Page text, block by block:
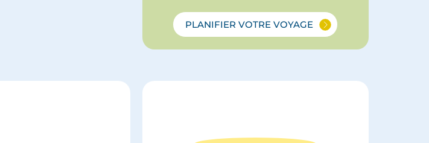
PLANIFIER VOTRE VOYAGE